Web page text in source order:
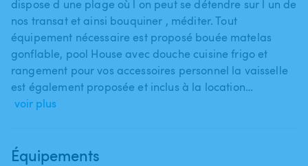
dispose d une plage où l on peut se détendre sur l un de
nos transat et ainsi bouquiner ​,​ méditer. Tout
équipement nécessaire est proposé bouée matelas
gonflable​,​ pool House avec douche cuisine frigo et
rangement pour vos accessoires personnel la vaisselle
est également proposée et inclus à la location…
voir plus
Équipements